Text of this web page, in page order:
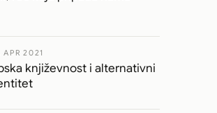
2021
književnost i alternativni